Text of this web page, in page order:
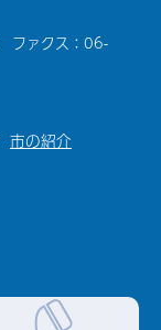
ァクス：06-
市の紹介